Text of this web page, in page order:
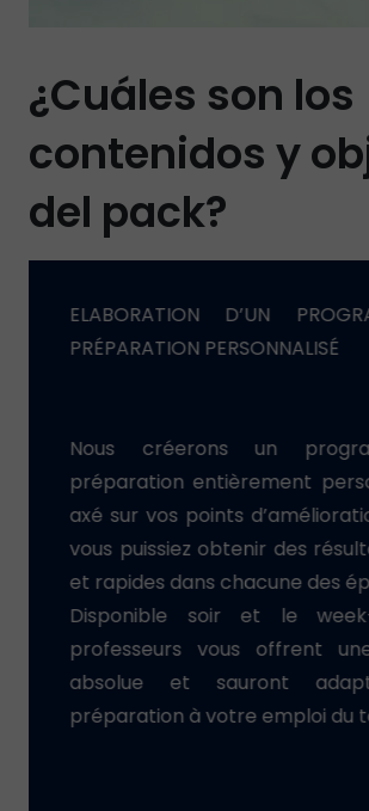
¿Cuáles son los
contenidos y
del pack?
ELABORATION D’UN
PRÉPARATION PERSONNALISÉ
Nous créerons un
préparation entièrement
axé sur vos points
vous puissiez obtenir des
et rapides dans chacune des
Disponible soir et le
professeurs vous offrent
absolue et sauront
préparation à votre emploi du